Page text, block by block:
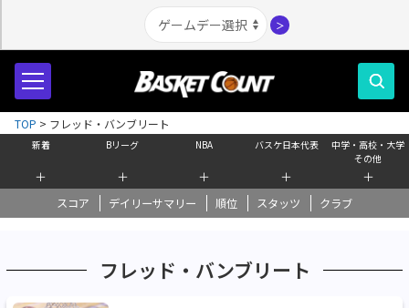
＞
新着
＋
Bリーグ
＋
NBA
＋
バスケ日本代表
＋
中学・高校・大学
その他
＋
スコア デイリーサマリー 順位 スタッツ クラブ
TOP > フレッド・バンブリート
フレッド・バンブリート